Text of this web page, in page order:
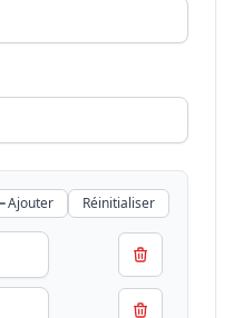
Ajouter Réinitialiser